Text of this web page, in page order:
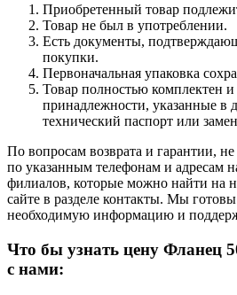
Приобретенный товар
Товар не был в употреблении.
Есть документы,
покупки.
Первоначальная упаковка
Товар полностью комплектен и
принадлежности, указанные в
технический паспорт или
По вопросам возврата и гарантии, не
по указанным телефонам и адресам
филиалов, которые можно найти на
сайте в разделе контакты. Мы
необходимую информацию и
Что бы узнать цену Фланец
с нами: